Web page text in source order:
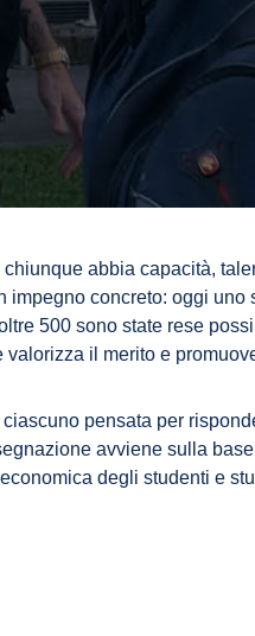
abbia capacità,
concreto: oggi uno
500 sono state rese
il merito e
pensata per
avviene sulla
degli studenti e